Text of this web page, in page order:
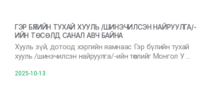
ГЭР БҮЛИЙН ТУХАЙ ХУУЛЬ /ШИНЭЧИЛСЭН НАЙРУУЛГА/-
ИЙН ТӨСӨЛД САНАЛ АВЧ БАЙНА
Хууль зүй, дотоод хэргийн яамнаас Гэр бүлийн тухай
хууль /шинэчилсэн найруулга/-ийн төслийг Монгол У …
2025-10-13